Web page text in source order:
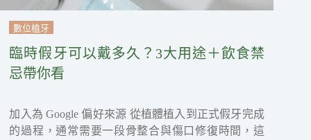
數位植牙
臨時假牙可以戴多久？3大用途＋飲食禁
忌帶你看
加入為 Google 偏好來源 從植體植入到正式假牙完成
的過程，通常需要一段骨整合與傷口修復時間，這